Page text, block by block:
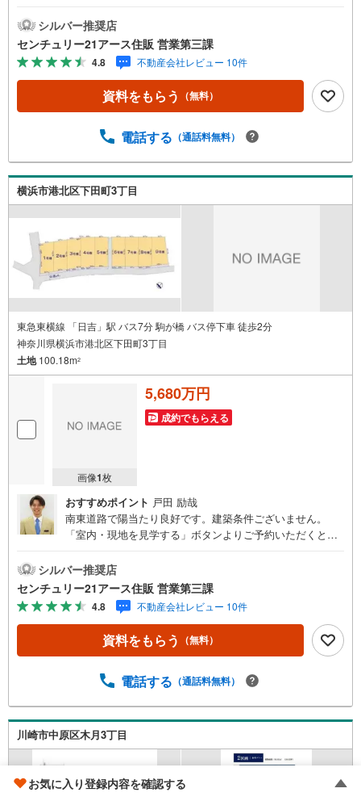
のポイント】◆センチュリオン獲得店舗◆全国約970店舗あ
るセンチュリー21のお店。その中でも、アメリカ本部が設
ける一定基準を満たした、上位4％しか受賞できない賞。そ
れが「センチュリオン」です。弊社はそのセンチュリオン
を2002年から欠かすことなく取り続けております。◆住宅
ローン相談会◆お客様にあった無理のない住宅ローンの試
す。人生最大のお買い物になりますので、しっかりとした
だわる◆大きな金額を長期間で返済する住宅ローンは優遇
金利が0.1％変わるだけで、支払い総額に大きな変化が生じ
ます。取引の多い弊社は金融機関の特色、傾向、トレンド
を熟知しておりますので、お客様のニーズにあった金融機
関をご紹介させて頂きます。
シルバー推奨店
センチュリー21アース住販 営業第三課
4.8 不動産会社レビュー 10件
資料をもらう （無料）
電話する （通話料無料）
横浜市港北区下田町3丁目
東急東横線 「日吉」駅 バス7分 駒が橋 バス停下車 徒歩2分
神奈川県横浜市港北区下田町3丁目
土地100.18m2
画像1枚
5,680万円
成約でもらえる
おすすめポイント 戸田 励哉
南東道路で陽当たり良好です。建築条件ございません。
「室内・現地を見学する」ボタンよりご予約いただくとご
のポイント】◆センチュリオン獲得店舗◆全国約970店舗あ
るセンチュリー21のお店。その中でも、アメリカ本部が設
ける一定基準を満たした、上位4％しか受賞できない賞。そ
れが「センチュリオン」です。弊社はそのセンチュリオン
を2002年から欠かすことなく取り続けております。◆住宅
ローン相談会◆お客様にあった無理のない住宅ローンの試
す。人生最大のお買い物になりますので、しっかりとした
だわる◆大きな金額を長期間で返済する住宅ローンは優遇
金利が0.1％変わるだけで、支払い総額に大きな変化が生じ
ます。取引の多い弊社は金融機関の特色、傾向、トレンド
を熟知しておりますので、お客様のニーズにあった金融機
関をご紹介させて頂きます。
シルバー推奨店
センチュリー21アース住販 営業第三課
4.8 不動産会社レビュー 10件
資料をもらう （無料）
電話する （通話料無料）
川崎市中原区木月3丁目
お気に入り登録内容を確認する